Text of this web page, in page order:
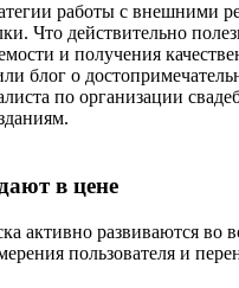
работы с
Что действительно
и получения
блог о
по организации
в цене
активно развиваются
пользователя и